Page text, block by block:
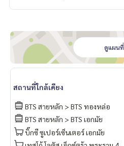
ดูแผนที่
สถานที่ใกล้เคียง
BTS สายหลัก > BTS ทองหล่อ
BTS สายหลัก > BTS เอกมัย
บิ๊กซี ซูเปอร์เซ็นเตอร์ เอกมัย